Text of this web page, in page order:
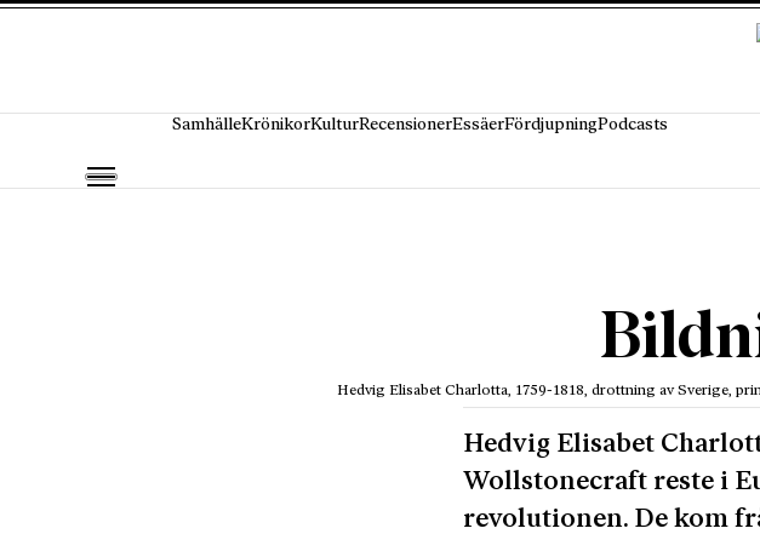
SamhälleKrönikorKulturRecensionerEssäerFördjupningPodcasts
Hedvig Elisabet Charlotta, 1759-1818, drottning av Sverige,
Hedvig Elisabet
Wollstonecraft reste i
revolutionen. De kom